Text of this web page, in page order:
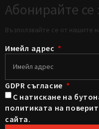
Абонирайте
Възползвайте се от нашите
Имейл адрес
GDPR съгласие
С натискане на
политиката на
сайта.